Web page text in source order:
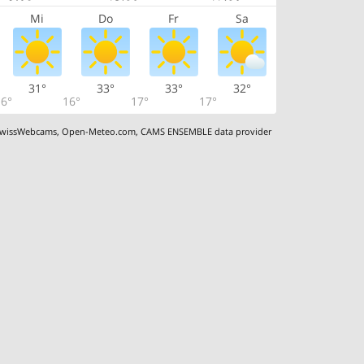
Mi Do Fr Sa
31°
16°
33°
17°
33°
17°
32°
,Open-Meteo.com,CAMS ENSEMBLE data provider